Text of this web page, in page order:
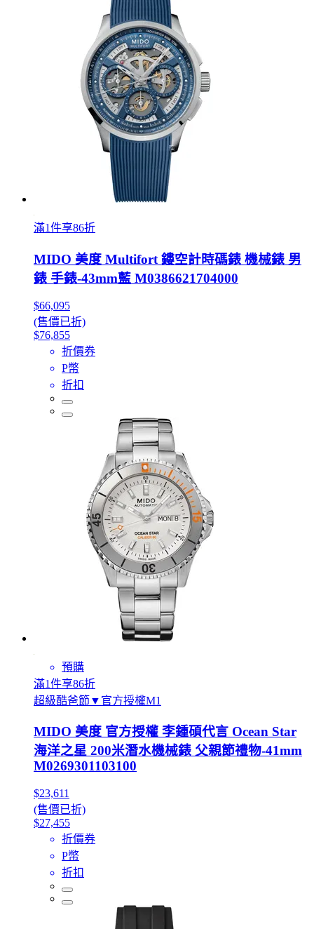
滿1件享86折
MIDO 美度 Multifort 鏤空計時碼錶 機械錶 男
錶 手錶-43mm藍 M0386621704000
$66,095
(售價已折)
$76,855
折價券
P幣
折扣
預購
滿1件享86折
超級酷爸節▼官方授權M1
MIDO 美度 官方授權 李鍾碩代言 Ocean Star
海洋之星 200米潛水機械錶 父親節禮物-41mm
M0269301103100
$23,611
(售價已折)
$27,455
折價券
P幣
折扣